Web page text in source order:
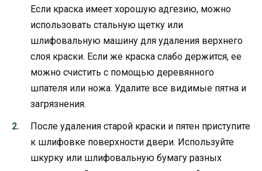
Если краска имеет хорошую адгезию, можно
использовать стальную щетку или
шлифовальную машину для удаления верхнего
слоя краски. Если же краска слабо держится, ее
можно счистить с помощью деревянного
шпателя или ножа. Удалите все видимые пятна и
загрязнения.
После удаления старой краски и пятен приступите
к шлифовке поверхности двери. Используйте
шкурку или шлифовальную бумагу разных